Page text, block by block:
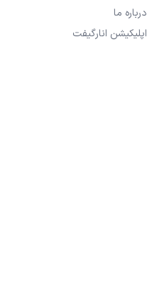
درباره ما
اپلیکیشن انارگیفت